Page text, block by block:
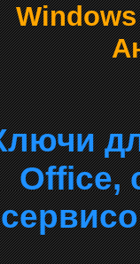
Windows
Office,